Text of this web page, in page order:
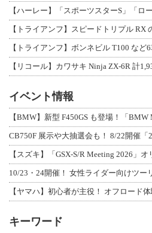
【トライアンフ】スピードトリプル RX
【リコール】カワサキ Ninja ZX-6R 計
イベント情報
【BMW】新型 F450GS も登場！「BMW
CB750F 展示や大抽選会も！ 8/22開催
【スズキ】「GSX-S/R Meeting 2026」
10/23・24開催！ 女性ライダー向けツー
【ヤマハ】初心者が主役！ オフロード
キーワード